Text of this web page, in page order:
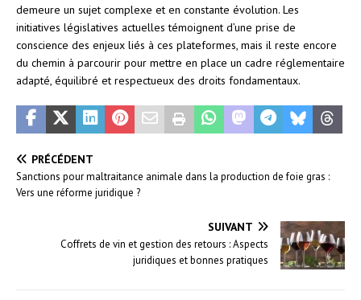
demeure un sujet complexe et en constante évolution. Les
initiatives législatives actuelles témoignent d’une prise de
conscience des enjeux liés à ces plateformes, mais il reste encore
du chemin à parcourir pour mettre en place un cadre réglementaire
adapté, équilibré et respectueux des droits fondamentaux.
PRÉCÉDENT
Sanctions pour maltraitance animale dans la production de foie gras :
Vers une réforme juridique ?
SUIVANT
Coffrets de vin et gestion des retours : Aspects
juridiques et bonnes pratiques